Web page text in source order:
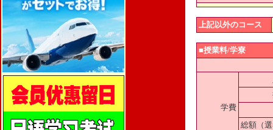
上記以外のコース
■授業料/学寮
学費
総額（